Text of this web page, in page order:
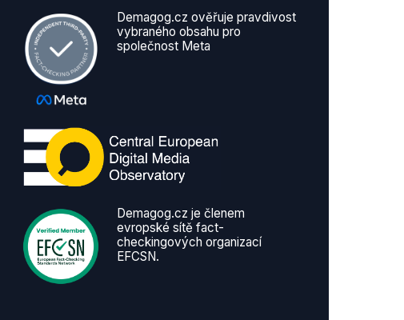
Demagog.cz ověřuje pravdivost
vybraného obsahu pro
společnost Meta
Demagog.cz je členem
evropské sítě fact-
checkingových organizací
EFCSN.